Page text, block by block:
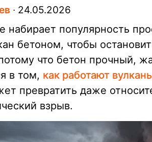
∙ 24.05.2026
набирает популярность
бетоном, чтобы
что бетон прочный,
в том, как работают
превратить даже
взрыв.